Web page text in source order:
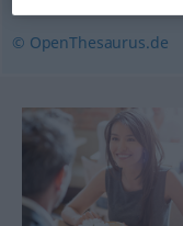
© OpenThesaurus.de